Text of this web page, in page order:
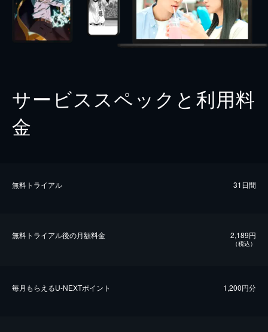
サービススペックと利用料
金
無料トライアル 31日間
無料トライアル後の⽉額料金 2,189円
（税込）
毎⽉もらえるU-NEXTポイント 1,200円分